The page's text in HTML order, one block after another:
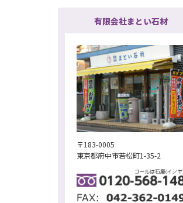
有限会社まとい石材
〒183-0005
東京都府中市若松町1-35-2